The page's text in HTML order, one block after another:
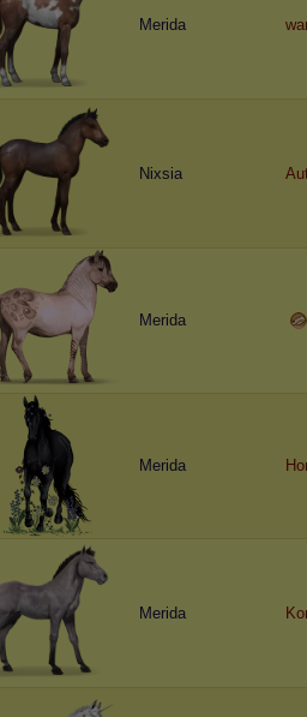
Merida
Nixsia
Merida
Merida
Merida